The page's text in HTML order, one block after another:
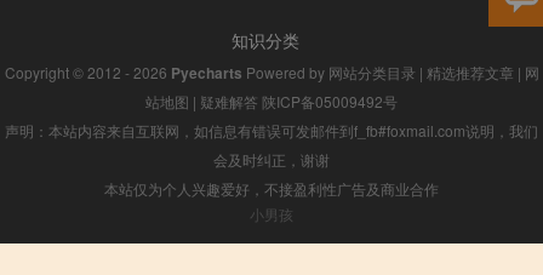
知识分类
Copyright © 2012 - 2026 Pyecharts Powered by 网站分类目录 | 精选推荐文章 | 网
站地图 | 疑难解答 陕ICP备05009492号
声明：本站内容来自互联网，如信息有错误可发邮件到f_fb#foxmail.com说明，我们
会及时纠正，谢谢
本站仅为个人兴趣爱好，不接盈利性广告及商业合作
小男孩